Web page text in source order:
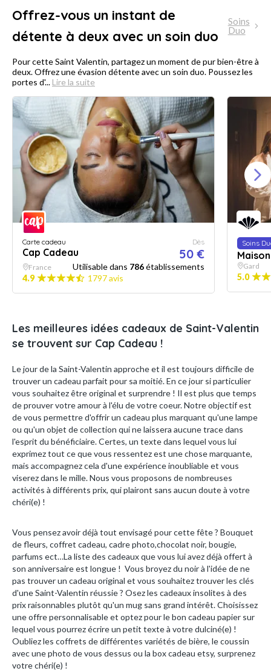
Offrez-vous un instant de
détente à deux avec un soin duo
Soins
Duo
Pour cette Saint Valentin, partagez un moment de pur bien-être à
deux. Offrez une évasion détente avec un soin duo. Poussez les
portes d'... Lire la suite
Carte cadeau
Cap Cadeau
Dès
50 €
France Utilisable dans 786établissements
4.9
1797 avis
Soins
Gard
5.0
Les meilleures idées cadeaux de Saint-Valentin
se trouvent sur Cap Cadeau !
Le jour de la Saint-Valentin approche et il est toujours difficile de
trouver un cadeau parfait pour sa moitié. En ce jour si particulier
vous souhaitez être original et surprendre ! Il est plus que temps
de prouver votre amour à l'élu de votre coeur. Notre objectif est
de vous permettre d'offrir un cadeau plus marquant qu'une lampe
ou qu'un objet de collection qui ne laissera aucune trace dans
l'esprit du bénéficiaire. Certes, un texte dans lequel vous lui
exprimez tout ce que vous ressentez est une chose marquante,
mais accompagnez cela d'une expérience inoubliable et vous
viserez dans le mille. Nous vous proposons de nombreuses
activités à différents prix, qui plairont sans aucun doute à votre
chéri(e) !
Vous pensez avoir déjà tout envisagé pour cette fête ? Bouquet
de fleurs, coffret cadeau, cadre photo,chocolat noir, bougie,
parfums ect…La liste des cadeaux que vous lui avez déjà offert à
son anniversaire est longue ! Vous broyez du noir à l'idée de ne
pas trouver un cadeau original et vous souhaitez trouver les clés
d'une Saint-Valentin réussie ? Osez les cadeaux insolites à des
prix raisonnables plutôt qu'un mug sans grand intérêt. Choisissez
une offre personnalisable et optez pour le bon cadeau papier sur
lequel vous pourrez écrire un petit texte à votre dulciné(e) !
Oubliez les coffrets de différentes variétés de bière, le coussin
avec une photo de vous dessus ou la box cadeau etsy, surprenez
votre chéri(e) !